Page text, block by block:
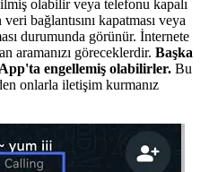
olabilir veya telefonu kapalı
bağlantısını kapatması veya
durumunda görünür. İnternete
aramanızı göreceklerdir. Başka
engellemiş olabilirler. Bu
onlarla iletişim kurmanız